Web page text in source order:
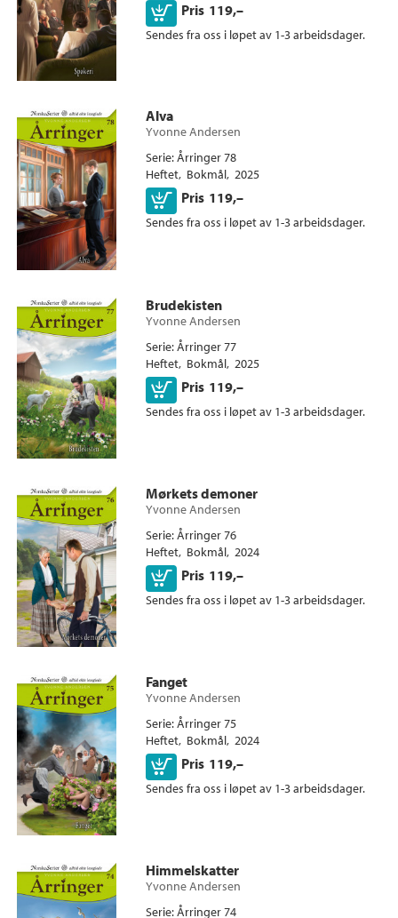
Pris 119,–
Kjøp
Sendes fra oss i løpet av 1-3 arbeidsdager.
Alva
Yvonne Andersen
Serie Årringer 78
Heftet Bokmål 2025
Pris 119,–
Kjøp
Sendes fra oss i løpet av 1-3 arbeidsdager.
Brudekisten
Yvonne Andersen
Serie Årringer 77
Heftet Bokmål 2025
Pris 119,–
Kjøp
Sendes fra oss i løpet av 1-3 arbeidsdager.
Mørkets demoner
Yvonne Andersen
Serie Årringer 76
Heftet Bokmål 2024
Pris 119,–
Kjøp
Sendes fra oss i løpet av 1-3 arbeidsdager.
Fanget
Yvonne Andersen
Serie Årringer 75
Heftet Bokmål 2024
Pris 119,–
Kjøp
Sendes fra oss i løpet av 1-3 arbeidsdager.
Himmelskatter
Yvonne Andersen
Serie Årringer 74